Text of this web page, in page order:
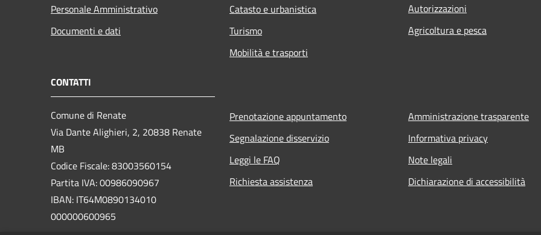
Personale Amministrativo
Documenti e dati
Catasto e urbanistica
Turismo
Mobilità e trasporti
Autorizzazioni
Agricoltura e pesca
CONTATTI
Comune di Renate
Via Dante Alighieri, 2, 20838 Renate
MB
Codice Fiscale: 83003560154
Partita IVA: 00986090967
IBAN: IT64M0890134010
000000600965
Prenotazione appuntamento
Segnalazione disservizio
Leggi le FAQ
Richiesta assistenza
Amministrazione trasparente
Informativa privacy
Note legali
Dichiarazione di accessibilità